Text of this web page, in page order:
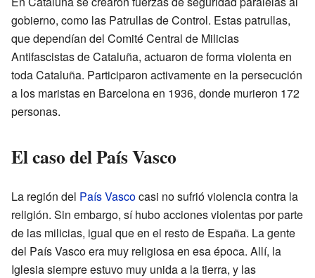
gobierno, como las Patrullas de Control. Estas patrullas,
que dependían del Comité Central de Milicias
Antifascistas de Cataluña, actuaron de forma violenta en
toda Cataluña. Participaron activamente en la persecución
a los maristas en Barcelona en 1936, donde murieron 172
personas.
El caso del País Vasco
La región del País Vascocasi no sufrió violencia contra la
religión. Sin embargo, sí hubo acciones violentas por parte
de las milicias, igual que en el resto de España. La gente
del País Vasco era muy religiosa en esa época. Allí, la
Iglesia siempre estuvo muy unida a la tierra, y las